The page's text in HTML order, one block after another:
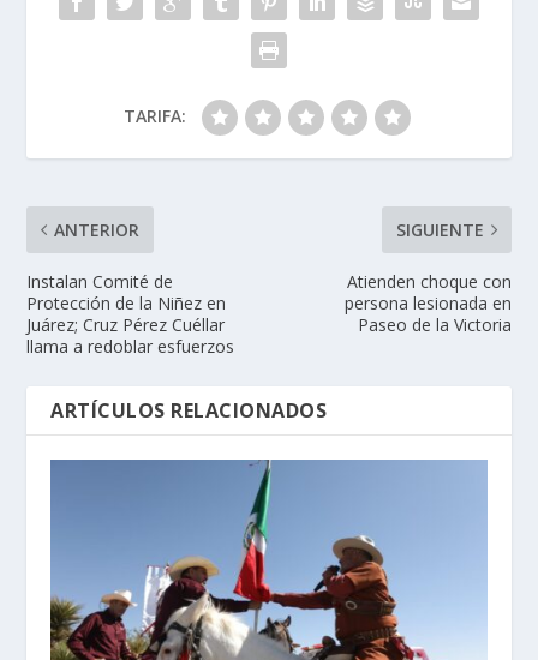
TARIFA:
ANTERIOR
Instalan Comité de
Protección de la Niñez en
Juárez; Cruz Pérez Cuéllar
llama a redoblar esfuerzos
SIGUIENTE
Atienden choque con
persona lesionada en
Paseo de la Victoria
ARTÍCULOS RELACIONADOS